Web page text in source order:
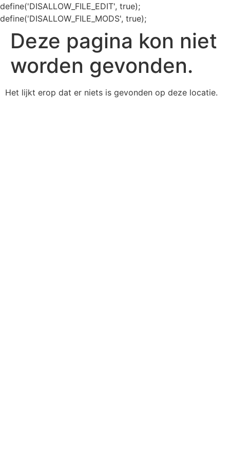
define('DISALLOW_FILE_EDIT', true);
define('DISALLOW_FILE_MODS', true);
Deze pagina kon niet
worden gevonden.
Het lijkt erop dat er niets is gevonden op deze locatie.